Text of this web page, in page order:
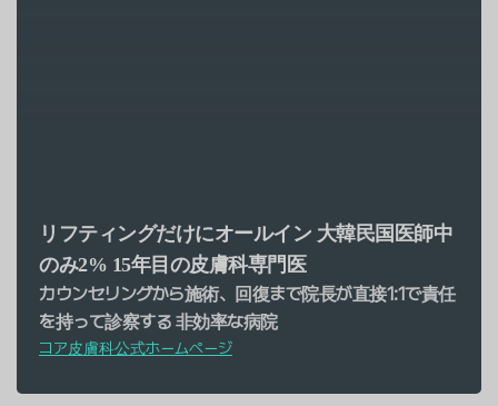
リフティングだけにオールイン 大韓民国医師中
のみ2% 15年目の皮膚科専門医
カウンセリングから施術、回復まで院長が直接1:1で責任
を持って診察する 非効率な病院
コア皮膚科公式ホームページ